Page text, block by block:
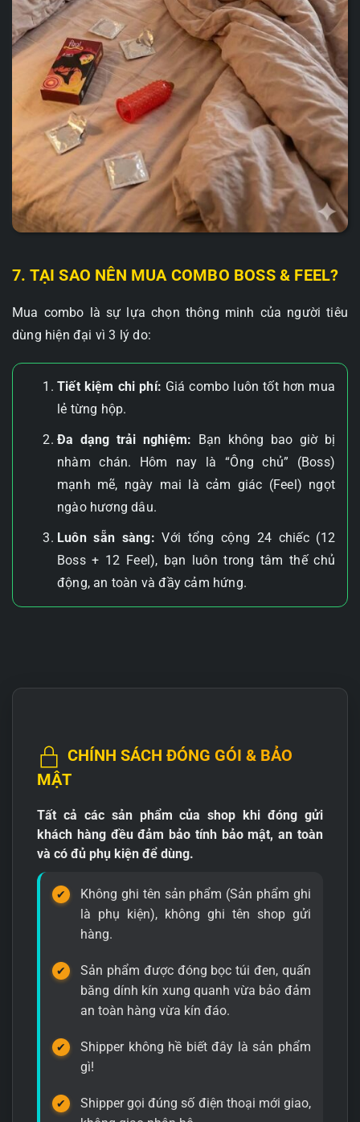
7. TẠI SAO NÊN MUA COMBO BOSS & FEEL?
Mua combo là sự lựa chọn thông minh của người tiêu
dùng hiện đại vì 3 lý do:
Tiết kiệm chi phí: Giá combo luôn tốt hơn mua
lẻ từng hộp.
Đa dạng trải nghiệm: Bạn không bao giờ bị
nhàm chán. Hôm nay là “Ông chủ” (Boss)
mạnh mẽ, ngày mai là cảm giác (Feel) ngọt
ngào hương dâu.
Luôn sẵn sàng: Với tổng cộng 24 chiếc (12
Boss + 12 Feel), bạn luôn trong tâm thế chủ
động, an toàn và đầy cảm hứng.
CHÍNH SÁCH ĐÓNG GÓI & BẢO
MẬT
Tất cả các sản phẩm của shop khi đóng gửi
khách hàng đều đảm bảo tính bảo mật, an toàn
và có đủ phụ kiện để dùng.
Không ghi tên sản phẩm (Sản phẩm ghi
là phụ kiện), không ghi tên shop gửi
hàng.
Sản phẩm được đóng bọc túi đen, quấn
băng dính kín xung quanh vừa bảo đảm
an toàn hàng vừa kín đáo.
Shipper không hề biết đây là sản phẩm
gì!
Shipper gọi đúng số điện thoại mới giao,